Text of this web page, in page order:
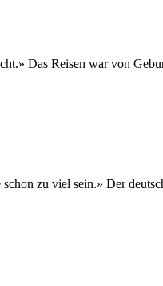
Das Reisen war von
zu viel sein.» Der